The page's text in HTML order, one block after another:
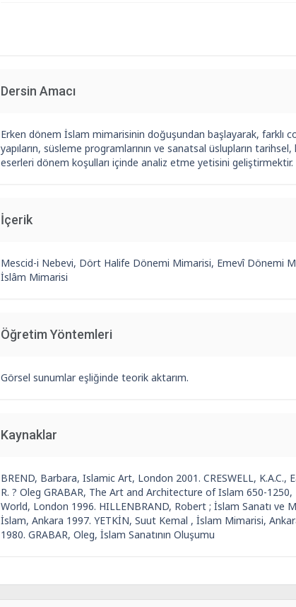
Dersin Amacı
Erken dönem İslam mimarisinin doğuşundan başlayarak, farklı
yapıların, süsleme programlarının ve sanatsal üslupların
eserleri dönem koşulları içinde analiz etme yetisini geliştirmektir.
İçerik
Mescid-i Nebevi, Dört Halife Dönemi Mimarisi, Emevî Dönemi
İslâm Mimarisi
Öğretim Yöntemleri
Görsel sunumlar eşliğinde teorik aktarım.
Kaynaklar
BREND, Barbara, Islamic Art, London 2001. CRESWELL,
R. ? Oleg GRABAR, The Art and Architecture of Islam 650-
World, London 1996. HILLENBRAND, Robert ; İslam Sanatı ve
İslam, Ankara 1997. YETKİN, Suut Kemal , İslam Mimarisi,
1980. GRABAR, Oleg, İslam Sanatının Oluşumu